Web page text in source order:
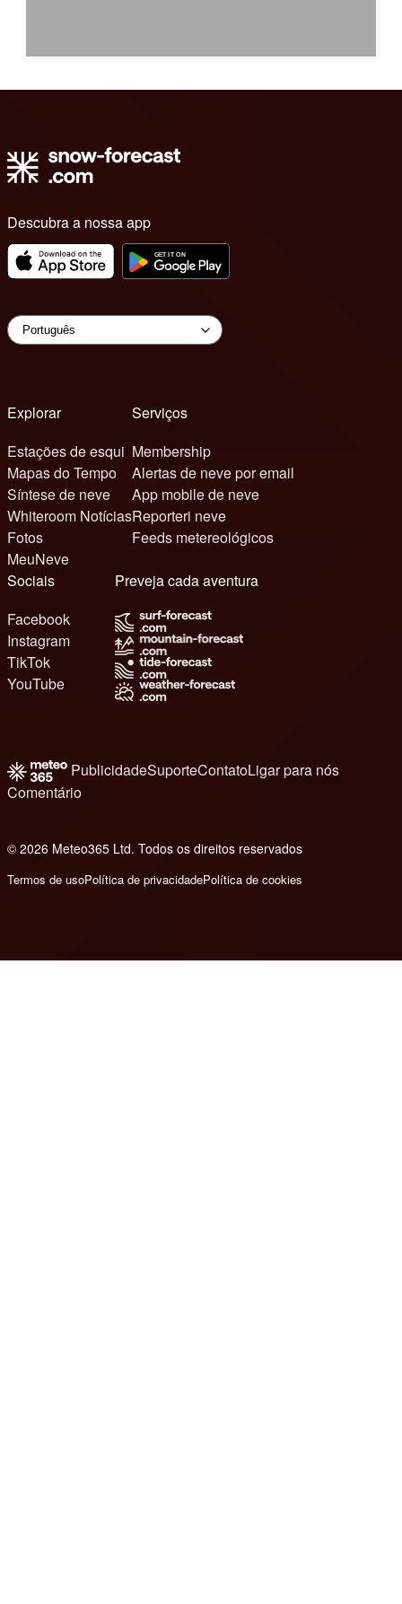
Descubra a nossa app
Explorar
Estações de esqui
Mapas do Tempo
Síntese de neve
Whiteroom Notícias
Fotos
MeuNeve
Serviços
Membership
Alertas de neve por email
App mobile de neve
Reporteri neve
Feeds metereológicos
Sociais
Facebook
Instagram
TikTok
YouTube
Preveja cada aventura
PublicidadeSuporteContatoLigar para nós
Comentário
© 2026 Meteo365 Ltd. Todos os direitos reservados
Termos de usoPolítica de privacidadePolítica de cookies